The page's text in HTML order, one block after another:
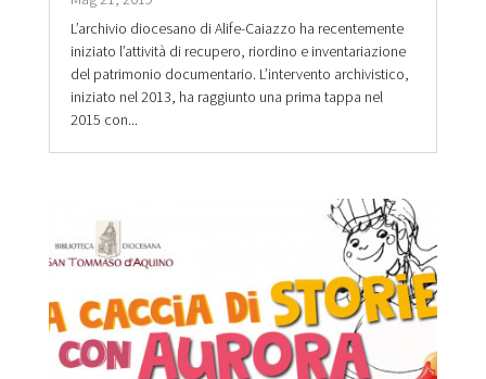
L’archivio diocesano di Alife-Caiazzo ha recentemente
iniziato l’attività di recupero, riordino e inventariazione
del patrimonio documentario. L’intervento archivistico,
iniziato nel 2013, ha raggiunto una prima tappa nel
2015 con...